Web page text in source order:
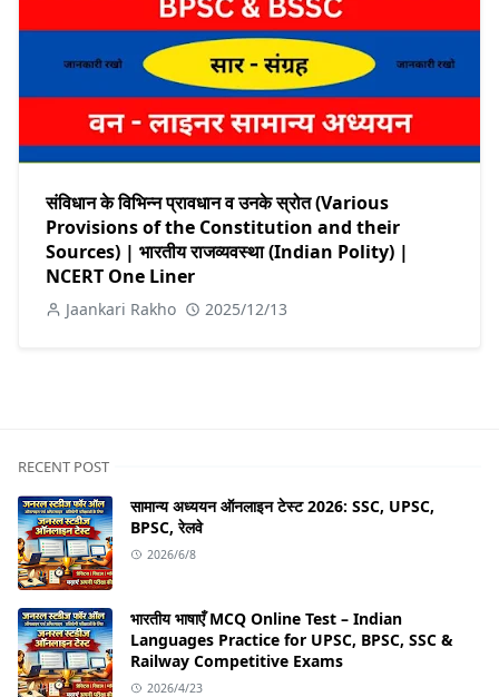
संविधान के विभिन्न प्रावधान व उनके स्रोत (Various
Provisions of the Constitution and their
Sources) | भारतीय राजव्यवस्था (Indian Polity) |
NCERT One Liner
Jaankari Rakho 2025/12/13
RECENT POST
सामान्य अध्ययन ऑनलाइन टेस्ट 2026: SSC, UPSC,
BPSC, रेलवे
2026/6/8
भारतीय भाषाएँ MCQ Online Test – Indian
Languages Practice for UPSC, BPSC, SSC &
Railway Competitive Exams
2026/4/23